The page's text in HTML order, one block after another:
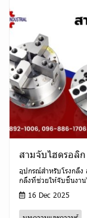
สามจับไฮดรอลิ
อุปกรณ์สำหรับโรงกลึ
กลึงที่ช่วยให้จับชิ้นงา
16 Dec 2025